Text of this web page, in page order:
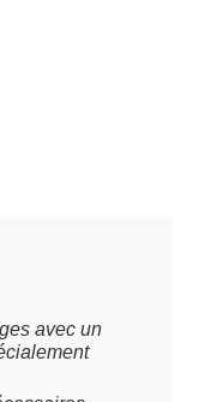
avec un